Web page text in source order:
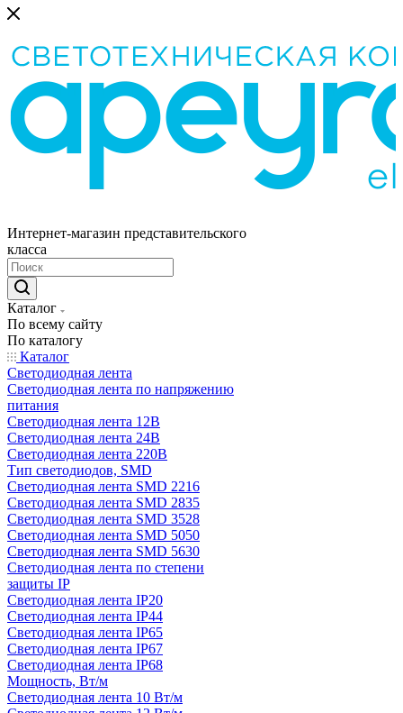
Интернет-магазин представительского
класса
Каталог
По всему сайту
По каталогу
Каталог
Светодиодная лента
Светодиодная лента по напряжению
питания
Светодиодная лента 12В
Светодиодная лента 24В
Светодиодная лента 220В
Тип светодиодов, SMD
Cветодиодная лента SMD 2216
Светодиодная лента SMD 2835
Светодиодная лента SMD 3528
Светодиодная лента SMD 5050
Светодиодная лента SMD 5630
Светодиодная лента по степени
защиты IP
Светодиодная лента IP20
Светодиодная лента IP44
Светодиодная лента IP65
Светодиодная лента IP67
Светодиодная лента IP68
Мощность, Вт/м
Светодиодная лента 10 Вт/м